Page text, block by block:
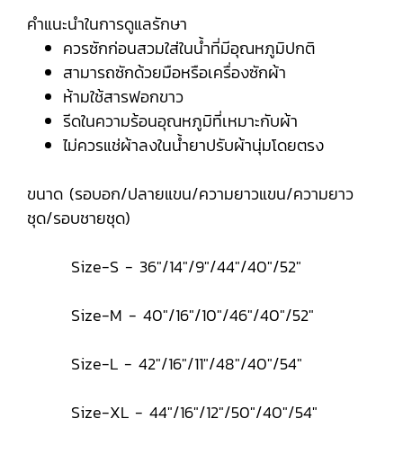
คำแนะนำในการดูแลรักษา
ควรซักก่อนสวมใส่ในน้ำที่มีอุณหภูมิปกติ
สามารถซักด้วยมือหรือเครื่องซักผ้า
ห้ามใช้สารฟอกขาว
รีดในความร้อนอุณหภูมิที่เหมาะกับผ้า
ไม่ควรแช่ผ้าลงในน้ำยาปรับผ้านุ่มโดยตรง
ขนาด (รอบอก/ปลายแขน/ความยาวแขน/ความยาว
ชุด/รอบชายชุด)
Size-S - 36"/14"/9"/44"/40"/52"
Size-M - 40"/16"/10"/46"/40"/52"
Size-L - 42"/16"/11"/48"/40"/54"
Size-XL - 44"/16"/12"/50"/40"/54"